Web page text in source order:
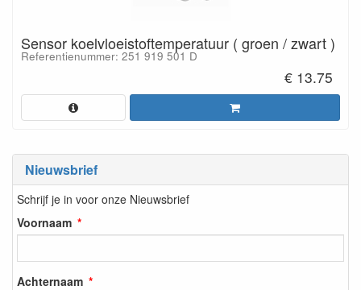
Sensor koelvloeistoftemperatuur ( groen / zwart )
Referentienummer: 251 919 501 D
€ 13.75
Nieuwsbrief
Schrijf je in voor onze Nieuwsbrief
Voornaam
Achternaam